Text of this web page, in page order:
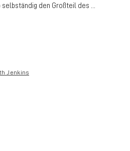
den Großteil des ...
Jenkins